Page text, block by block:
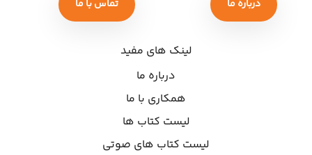
درباره ما تماس با ما
لینک های مفید
درباره ما
همکاری با ما
لیست کتاب ها
لیست کتاب های صوتی